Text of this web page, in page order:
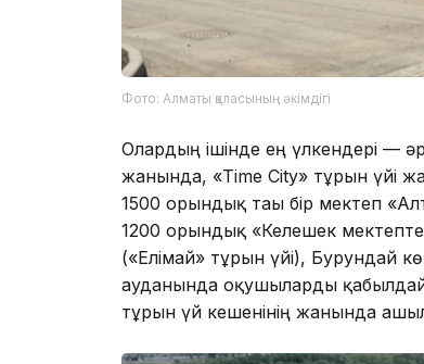
Фото: Алматы қаласының әкімдігі
Олардың ішінде ең үлкендері —
жанында, «Time City» тұрғын үйі
1500 орындық тағы бір мектеп
1200 орындық «Келешек
(«Елімай» тұрғын үйі), Бурундай
ауданында оқушыларды
тұрғын үй кешенінің жанында